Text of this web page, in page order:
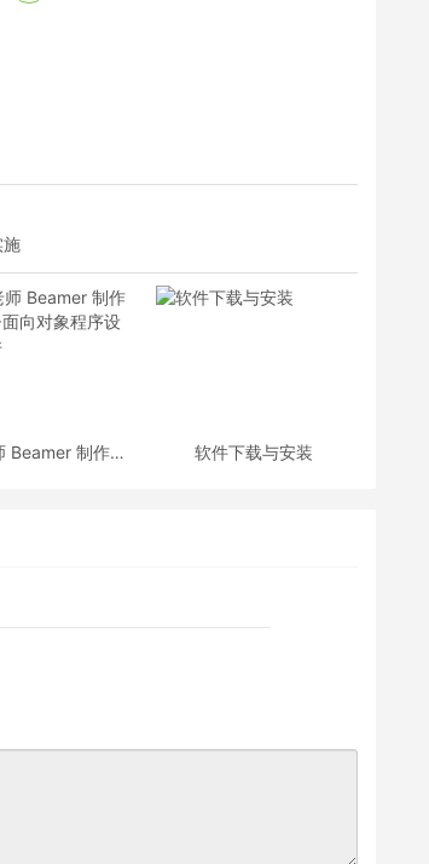
Beamer 制作的
软件下载与安装